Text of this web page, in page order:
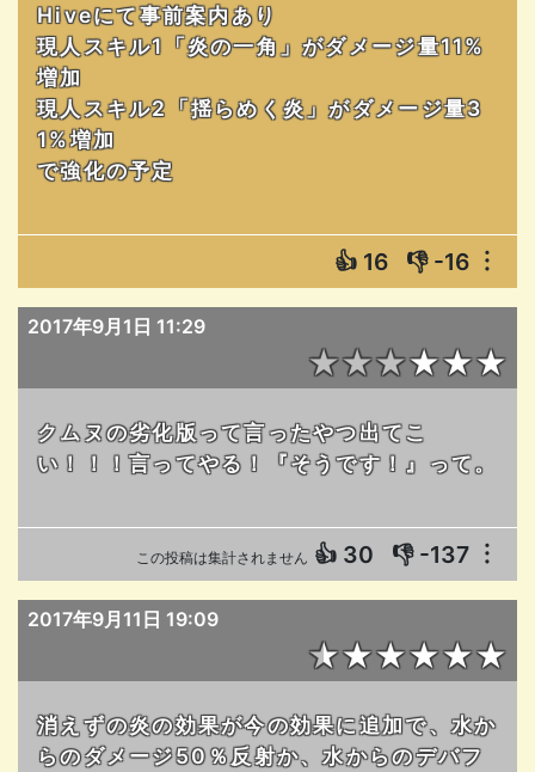
Hiveにて事前案内あり
現人スキル1「炎の一角」がダメージ量11%
増加
現人スキル2「揺らめく炎」がダメージ量3
1%増加
で強化の予定
👍 16 👎 -16 ︙
2017年9月1日 11:29
★★★★★★
クムヌの劣化版って言ったやつ出てこ
い！！！言ってやる！『そうです！』って。
この投稿は集計されません 👍 30 👎 -137 ︙
2017年9月11日 19:09
★★★★★★
消えずの炎の効果が今の効果に追加で、水か
らのダメージ50％反射か、水からのデバフ